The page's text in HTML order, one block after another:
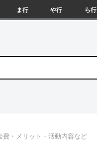
ま行 や行 ら行
・メリット・活動内容など